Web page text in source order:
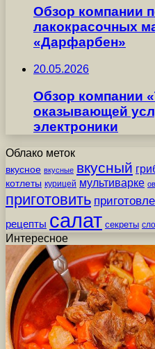
Обзор компании
лакокрасочных
«Дарфарбен»
20.05.2026
Обзор компании
оказывающей
электроники
Облако меток
вкусное вкусные вкусный
котлеты курицей мультиварке
приготовить
рецепты салат секреты
Интересное